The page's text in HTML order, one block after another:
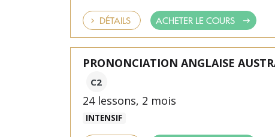
DÉTAILS ACHETER LE COURS
PRONONCIATION ANGLAISE
C2
24 lessons, 2 mois
INTENSIF